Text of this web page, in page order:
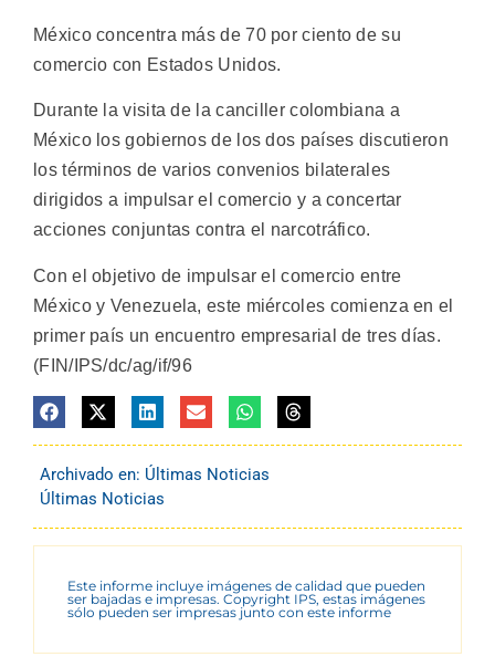
México concentra más de 70 por ciento de su
comercio con Estados Unidos.
Durante la visita de la canciller colombiana a
México los gobiernos de los dos países discutieron
los términos de varios convenios bilaterales
dirigidos a impulsar el comercio y a concertar
acciones conjuntas contra el narcotráfico.
Con el objetivo de impulsar el comercio entre
México y Venezuela, este miércoles comienza en el
primer país un encuentro empresarial de tres días.
(FIN/IPS/dc/ag/if/96
Archivado en: Últimas Noticias
Últimas Noticias
Este informe incluye imágenes de calidad que pueden
ser bajadas e impresas. Copyright IPS, estas imágenes
sólo pueden ser impresas junto con este informe